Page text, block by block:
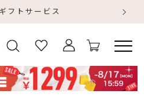
フトサービス